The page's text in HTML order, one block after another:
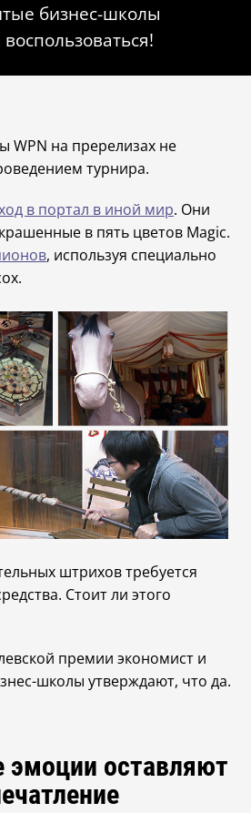
бизнес-школы
WPN на пререлизах не
турнира.
в портал в иной мир. Они
в пять цветов Magic.
, используя специально
штрихов требуется
Стоит ли этого
премии экономист и
школы утверждают, что да.
эмоции оставляют